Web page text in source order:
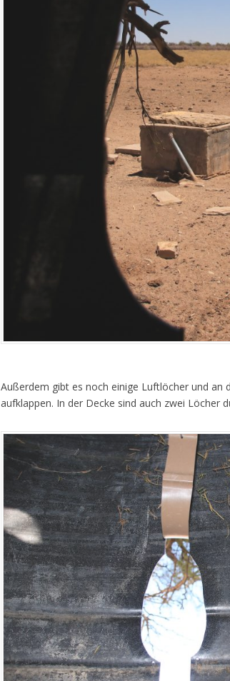
Außerdem gibt es noch einige Luftlöcher und an
aufklappen. In der Decke sind auch zwei Löcher